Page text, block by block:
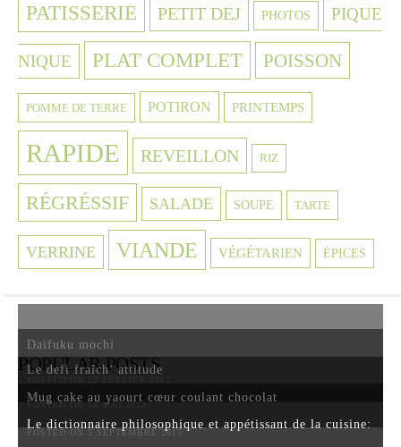
PATISSERIE PETIT DEJ PHOTOS PIQUE
NIQUE PLAT COMPLET POISSON
POMME DE TERRE POTIRON PRINTEMPS
RAPIDE REVEILLON RIZ
RÉGRÉSSIF SALADE SOUPE TARTE
VERRINE VIANDE VÉGÉTARIEN ÉPICES
POPULAR POSTS
Daifuku mochi
Le defi fraîch’ attitude
POSTED ON 18 MAI 2012
Mug cake au yaourt cœur coulant chocolat
POSTED ON 5 SEPTEMBRE 2013
Le dictionnaire philosophique et appétissant de la cuisine: